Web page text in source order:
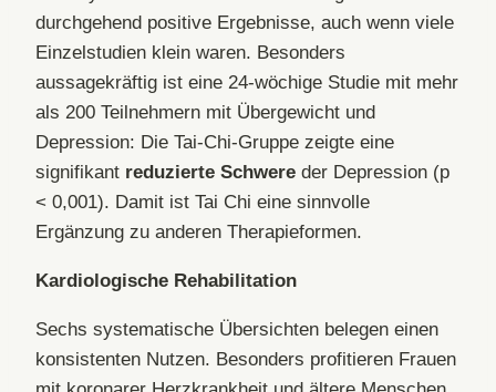
durchgehend positive Ergebnisse, auch wenn viele
Einzelstudien klein waren. Besonders
aussagekräftig ist eine 24-wöchige Studie mit mehr
als 200 Teilnehmern mit Übergewicht und
Depression: Die Tai-Chi-Gruppe zeigte eine
signifikant reduzierte Schwere der Depression (p
< 0,001). Damit ist Tai Chi eine sinnvolle
Ergänzung zu anderen Therapieformen.
Kardiologische Rehabilitation
Sechs systematische Übersichten belegen einen
konsistenten Nutzen. Besonders profitieren Frauen